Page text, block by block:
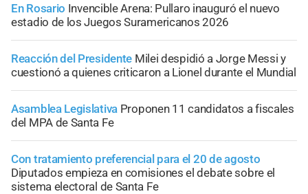
En Rosario Invencible Arena: Pullaro inauguró el nuevo
estadio de los Juegos Suramericanos 2026
Reacción del Presidente Milei despidió a Jorge Messi y
cuestionó a quienes criticaron a Lionel durante el Mundial
Asamblea Legislativa Proponen 11 candidatos a fiscales
del MPA de Santa Fe
Con tratamiento preferencial para el 20 de agosto
Diputados empieza en comisiones el debate sobre el
sistema electoral de Santa Fe